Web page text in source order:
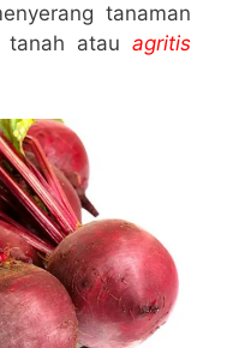
tanaman
atau agritis